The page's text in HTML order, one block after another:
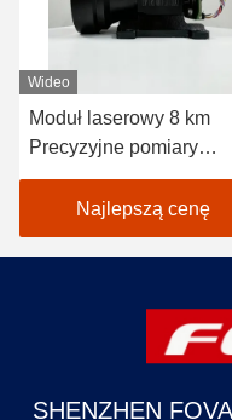
Wideo
Moduł laserowy 8 km
Precyzyjne pomiary
odległości,
rozpoznawanie i
lokalizacja
Najlepszą cenę
SHENZHEN